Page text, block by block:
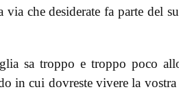
che desiderate fa parte del
sa troppo e troppo poco
in cui dovreste vivere la